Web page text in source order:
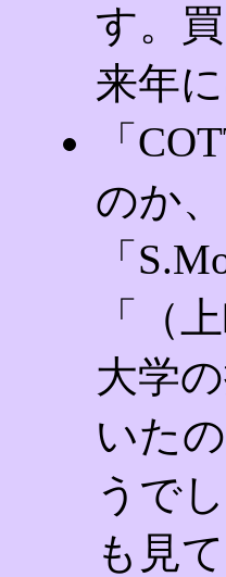
す。
来年
「
のか
「
「（
大学
いた
うで
も見